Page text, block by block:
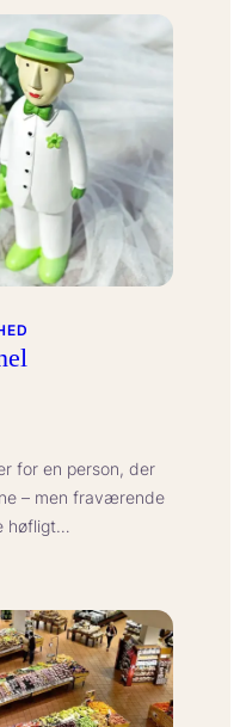
for en person, der
– men fraværende
høfligt…